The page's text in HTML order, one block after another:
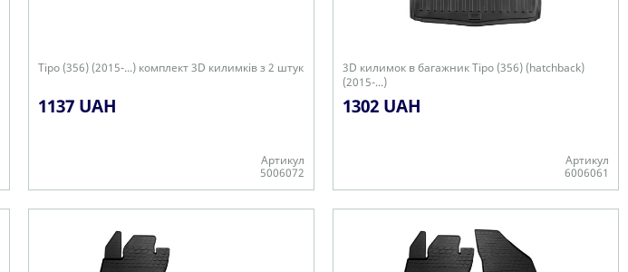
Tipo (356) (2015-...) комплект 3D килимків з 2 штук
1137 UAH
Артикул
5006072
3D килимок в багажник Tipo (356) (hatchback)
(2015-...)
1302 UAH
Артикул
6006061